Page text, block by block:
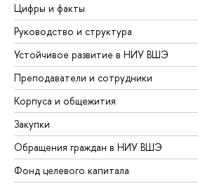
Цифры и факты
Руководство и структура
Устойчивое развитие в НИУ ВШЭ
Преподаватели и сотрудники
Корпуса и общежития
Закупки
Обращения граждан в НИУ ВШЭ
Фонд целевого капитала